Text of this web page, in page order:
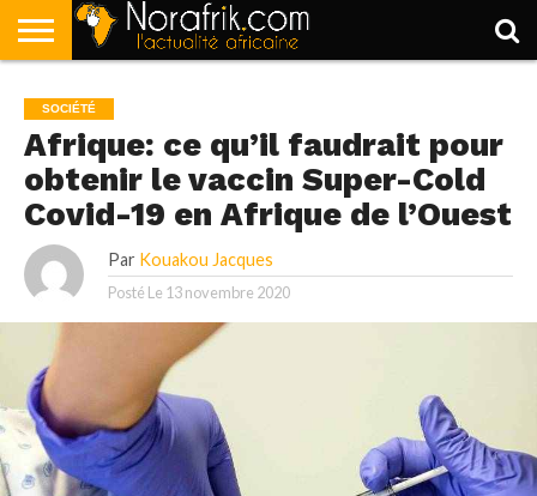
POLITIQUE
SOCIÉTÉ
ECONOMIE
SPORT
LIFESTYLE
SOCIÉTÉ
Afrique: ce qu’il faudrait pour
obtenir le vaccin Super-Cold
Covid-19 en Afrique de l’Ouest
Par Kouakou Jacques
Posté Le 13 novembre 2020